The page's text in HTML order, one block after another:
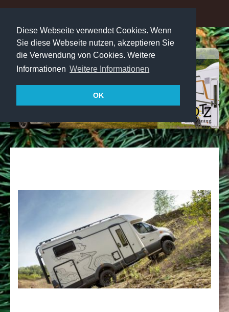
Diese Webseite verwendet Cookies. Wenn
Sie diese Webseite nutzen, akzeptieren Sie
die Verwendung von Cookies. Weitere
Informationen Weitere Informationen
OK
Stotz-Caravaning